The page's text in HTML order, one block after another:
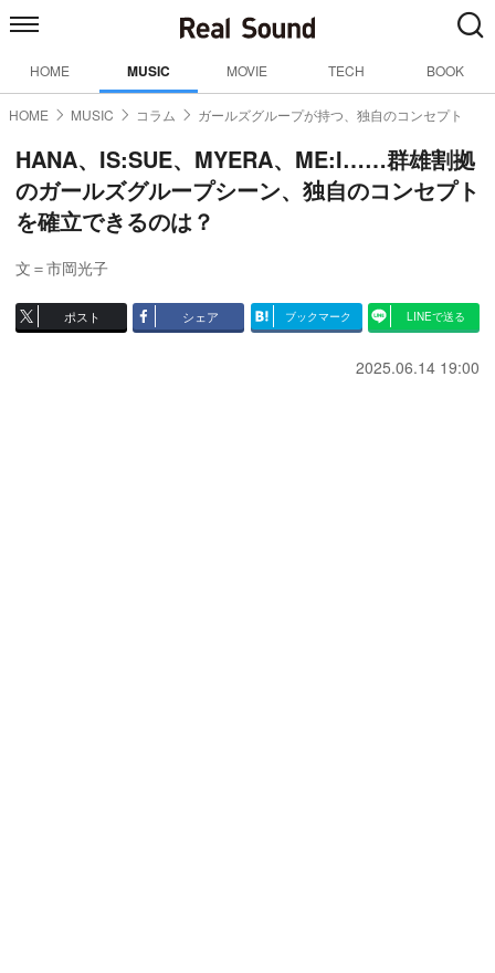
HOME MUSIC MOVIE TECH BOOK
HOME MUSIC コラム ガールズグループが持つ、独自のコンセプト
HANA、IS:SUE、MYERA、ME:I……群雄割拠
のガールズグループシーン、独自のコンセプト
を確立できるのは？
文＝市岡光子
ポスト シェア ブックマーク LINEで送る
2025.06.14 19:00